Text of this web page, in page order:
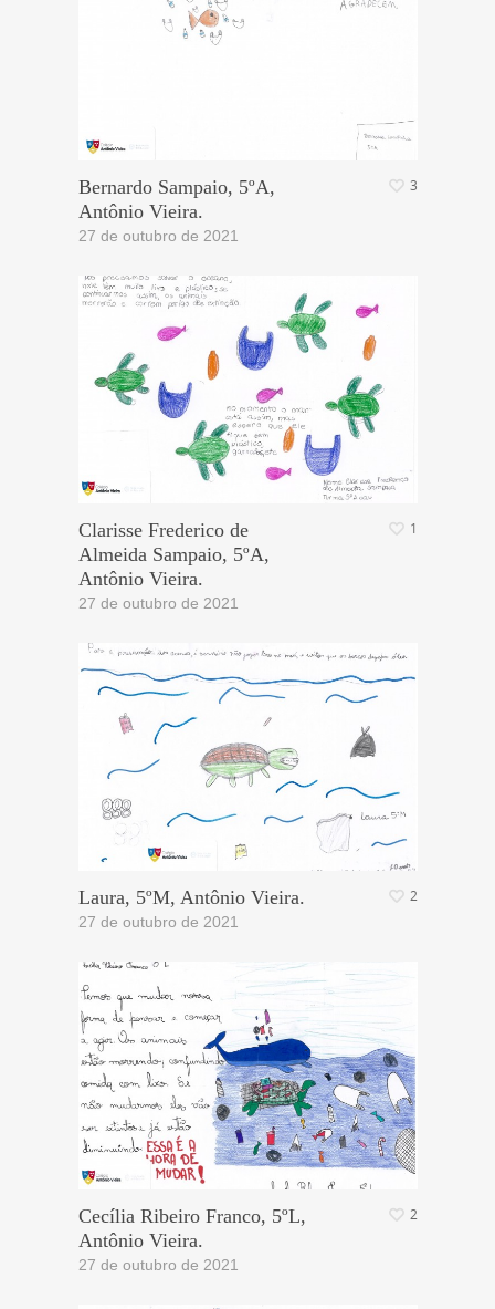
Bernardo Sampaio, 5ºA,
Antônio Vieira.
27 de outubro de 2021
3
Clarisse Frederico de
Almeida Sampaio, 5ºA,
Antônio Vieira.
27 de outubro de 2021
1
Laura, 5ºM, Antônio Vieira.
27 de outubro de 2021
2
Cecília Ribeiro Franco, 5ºL,
Antônio Vieira.
27 de outubro de 2021
2